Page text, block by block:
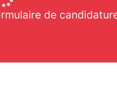
de